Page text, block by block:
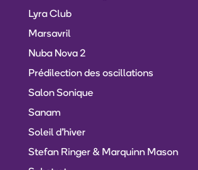
Lyra Club
Marsavril
Nuba Nova 2
Prédilection des oscillations
Salon Sonique
Sanam
Soleil d'hiver
Stefan Ringer & Marquinn Mason